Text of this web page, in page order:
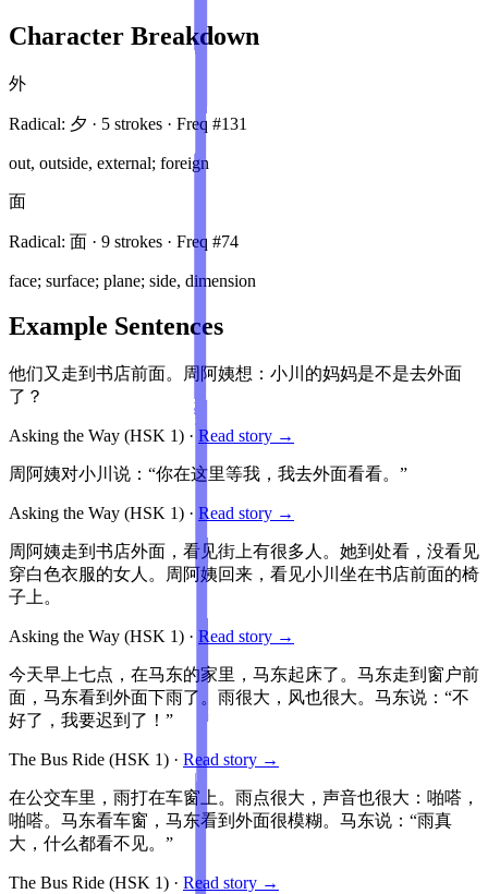
Character Breakdown
外
Radical: 夕 · 5 strokes · Freq #131
out, outside, external; foreign
面
Radical: 面 · 9 strokes · Freq #74
face; surface; plane; side, dimension
Example Sentences
他们又走到书店前面。周阿姨想：小川的妈妈是不是去外面
了？
Asking the Way (HSK 1) · Read story →
周阿姨对小川说：“你在这里等我，我去外面看看。”
Asking the Way (HSK 1) · Read story →
周阿姨走到书店外面，看见街上有很多人。她到处看，没看见
穿白色衣服的女人。周阿姨回来，看见小川坐在书店前面的椅
子上。
Asking the Way (HSK 1) · Read story →
今天早上七点，在马东的家里，马东起床了。马东走到窗户前
面，马东看到外面下雨了。雨很大，风也很大。马东说：“不
好了，我要迟到了！”
The Bus Ride (HSK 1) · Read story →
在公交车里，雨打在车窗上。雨点很大，声音也很大：啪嗒，
啪嗒。马东看车窗，马东看到外面很模糊。马东说：“雨真
大，什么都看不见。”
The Bus Ride (HSK 1) · Read story →